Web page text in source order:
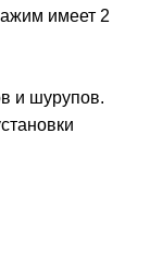
имеет 2
и шурупов.